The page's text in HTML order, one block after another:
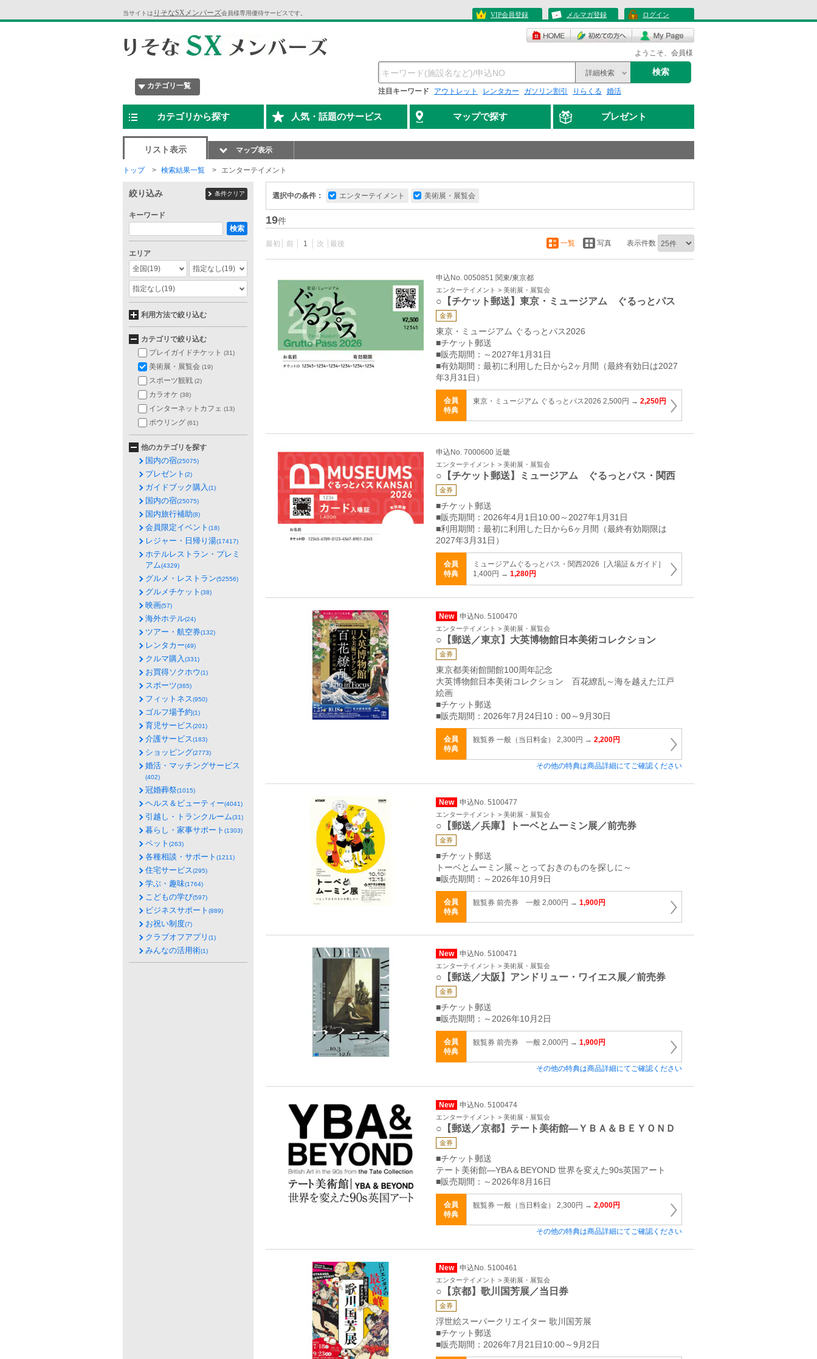
当サイトは りそなSXメンバーズ会員様専用優待サービスです。 VIP会員登録 メルマガ登録 ログイン
ようこそ、会員様
カテゴリ一覧
詳細検索 検索
注目キーワード アウトレット レンタカー ガソリン割引 りらくる 婚活
カテゴリから探す 人気・話題のサービス マップで探す プレゼント
リスト表示 マップ表示
トップ 検索結果一覧 エンターテイメント
選択中の条件： エンターテイメント 美術展・展覧会
19件
最初 前 1 次 最後 一覧 写真 表示件数
申込No. 0050851 関東/東京都
エンターテイメント > 美術展・展覧会
○【チケット郵送】東京・ミュージアム ぐるっとパス
金券
東京・ミュージアム ぐるっとパス2026
■チケット郵送
■販売期間：～2027年1月31日
■有効期間：最初に利用した日から2ヶ月間（最終有効日は2027
年3月31日）
会員
特典
東京・ミュージアム ぐるっとパス2026 2,500円 → 2,250円
申込No. 7000600 近畿
エンターテイメント > 美術展・展覧会
○【チケット郵送】ミュージアム ぐるっとパス・関西
金券
■チケット郵送
■販売期間：2026年4月1日10:00～2027年1月31日
■利用期間：最初に利用した日から6ヶ月間（最終有効期限は
2027年3月31日）
会員
特典
ミュージアムぐるっとパス・関西2026［入場証＆ガイド］
1,400円 → 1,280円
New 申込No. 5100470
エンターテイメント > 美術展・展覧会
○【郵送／東京】大英博物館日本美術コレクション
金券
東京都美術館開館100周年記念
大英博物館日本美術コレクション 百花繚乱～海を越えた江戸
絵画
■チケット郵送
■販売期間：2026年7月24日10：00～9月30日
会員
特典
観覧券 一般（当日料金） 2,300円 → 2,200円
その他の特典は商品詳細にてご確認ください
New 申込No. 5100477
エンターテイメント > 美術展・展覧会
○【郵送／兵庫】トーベとムーミン展／前売券
金券
■チケット郵送
トーベとムーミン展～とっておきのものを探しに～
■販売期間：～2026年10月9日
会員
特典
観覧券 前売券 一般 2,000円 → 1,900円
New 申込No. 5100471
エンターテイメント > 美術展・展覧会
○【郵送／大阪】アンドリュー・ワイエス展／前売券
金券
■チケット郵送
■販売期間：～2026年10月2日
会員
特典
観覧券 前売券 一般 2,000円 → 1,900円
その他の特典は商品詳細にてご確認ください
New 申込No. 5100474
エンターテイメント > 美術展・展覧会
○【郵送／京都】テート美術館―ＹＢＡ＆ＢＥＹＯＮＤ
金券
■チケット郵送
テート美術館―YBA＆BEYOND 世界を変えた90s英国アート
■販売期間：～2026年8月16日
会員
特典
観覧券 一般（当日料金） 2,300円 → 2,000円
その他の特典は商品詳細にてご確認ください
New 申込No. 5100461
エンターテイメント > 美術展・展覧会
○【京都】歌川国芳展／当日券
金券
浮世絵スーパークリエイター 歌川国芳展
■チケット郵送
■販売期間：2026年7月21日10:00～9月2日
絞り込み 条件クリア
キーワード
検索
エリア
全国(19) 指定なし(19)
指定なし(19)
利用方法で絞り込む
カテゴリで絞り込む
プレイガイドチケット (31)
美術展・展覧会 (19)
スポーツ観戦 (2)
カラオケ (38)
インターネットカフェ (13)
ボウリング (61)
他のカテゴリを探す
国内の宿(25075)
プレゼント (2)
ガイドブック購入(1)
国内の宿(25075)
国内旅行補助(8)
会員限定イベント (18)
レジャー・日帰り湯(17417)
ホテルレストラン・プレミ
アム(4329)
グルメ・レストラン(52556)
グルメチケット (38)
映画(57)
海外ホテル(24)
ツアー・航空券(132)
レンタカー(49)
クルマ購入(331)
お買得ソクホウ(1)
スポーツ(365)
フィットネス(950)
ゴルフ場予約(1)
育児サービス(201)
介護サービス(183)
ショッピング(2773)
婚活・マッチングサービス
(402)
冠婚葬祭(1015)
ヘルス＆ビューティー(4041)
引越し・トランクルーム(31)
暮らし・家事サポート (1303)
ペット (263)
各種相談・サポート (1211)
住宅サービス(295)
学ぶ・趣味(1764)
こどもの学び(597)
ビジネスサポート (889)
お祝い制度(7)
クラブオフアプリ (1)
みんなの活用術(1)